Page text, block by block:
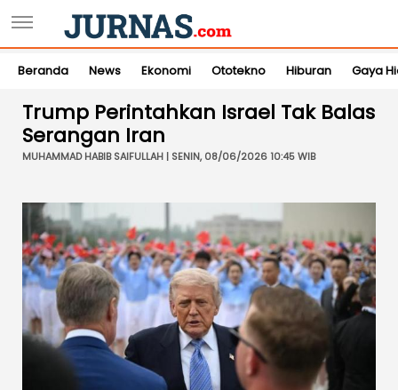
Beranda News Ekonomi Ototekno Hiburan Gaya
Trump Perintahkan Israel Tak Balas
Serangan Iran
MUHAMMAD HABIB SAIFULLAH | SENIN, 08/06/2026 10:45 WIB